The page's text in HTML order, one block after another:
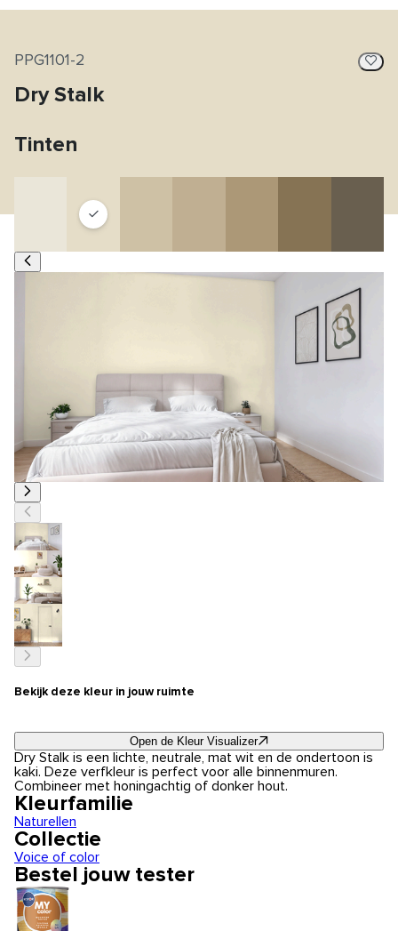
PPG1101-2
Dry Stalk
Tinten
Bekijk deze kleur in jouw ruimte
Open de Kleur Visualizer
Dry Stalk is een lichte, neutrale, mat wit en de ondertoon is
kaki. Deze verfkleur is perfect voor alle binnenmuren.
Combineer met honingachtig of donker hout.
Kleurfamilie
Naturellen
Collectie
Voice of color
Bestel jouw tester